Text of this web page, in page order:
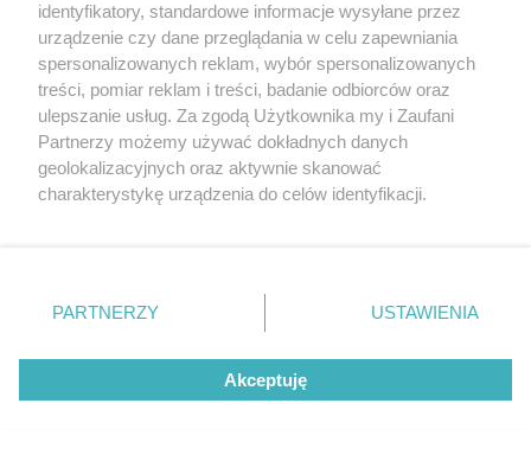
Żaden utwór zamieszczony w serwisie nie może być powielany i
rozpowszechniany lub dalej rozpowszechniany w jakikolwiek sposób (w
tym także elektroniczny lub mechaniczny) na jakimkolwiek polu
eksploatacji w jakiejkolwiek formie, włącznie z umieszczaniem w
Internecie bez pisemnej zgody właściciela praw. Jakiekolwiek użycie lub
identyfikatory, standardowe informacje wysyłane przez
urządzenie czy dane przeglądania w celu zapewniania
spersonalizowanych reklam, wybór spersonalizowanych
treści, pomiar reklam i treści, badanie odbiorców oraz
ulepszanie usług. Za zgodą Użytkownika my i Zaufani
Partnerzy możemy używać dokładnych danych
geolokalizacyjnych oraz aktywnie skanować
charakterystykę urządzenia do celów identyfikacji.
zmienić/wycofać klikając przycisk ustawień prywatności
znajdujący się w lewym dolnym rogu strony
rodzaje przetwarzania danych nie wymagają zgody
użytkownika, ale masz prawo sprzeciwić się takiemu
przetwarzaniu. Preferencje będą miały zastosowanie tylko
PARTNERZY USTAWIENIA
Akceptuję